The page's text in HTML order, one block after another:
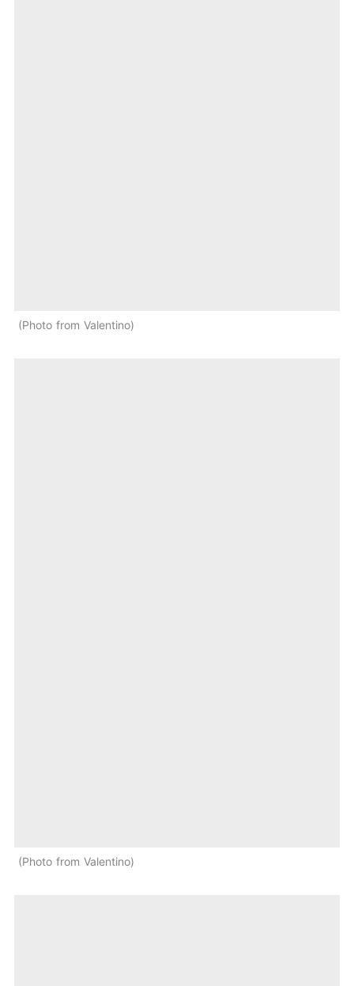
Photo from Valentino
Photo from Valentino